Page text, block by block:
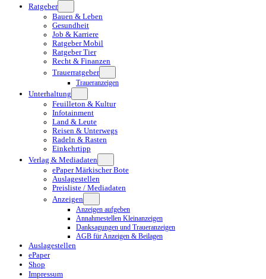
Ratgeber
Bauen & Leben
Gesundheit
Job & Karriere
Ratgeber Mobil
Ratgeber Tier
Recht & Finanzen
Trauerratgeber
Traueranzeigen
Unterhaltung
Feuilleton & Kultur
Infotainment
Land & Leute
Reisen & Unterwegs
Radeln & Rasten
Einkehrtipp
Verlag & Mediadaten
ePaper Märkischer Bote
Auslagestellen
Preisliste / Mediadaten
Anzeigen
Anzeigen aufgeben
Annahmestellen Kleinanzeigen
Danksagungen und Traueranzeigen
AGB für Anzeigen & Beilagen
Auslagestellen
ePaper
Shop
Impressum